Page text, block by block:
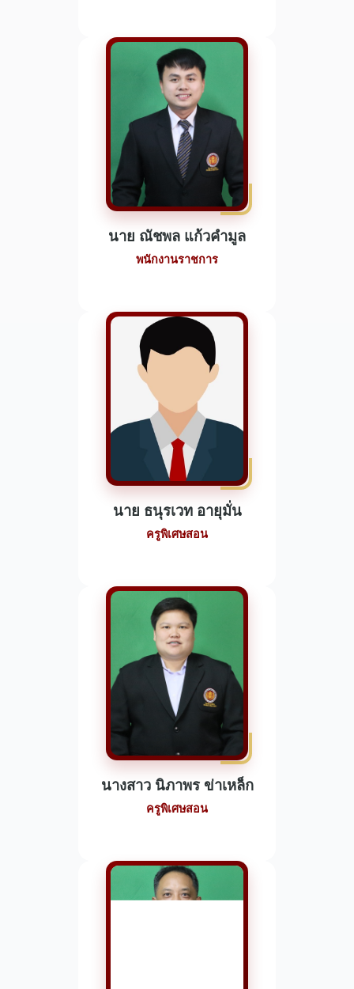
นาย ณัชพล แก้วคำมูล
พนักงานราชการ
นาย ธนุรเวท อายุมั่น
ครูพิเศษสอน
นางสาว นิภาพร ข่าเหล็ก
ครูพิเศษสอน